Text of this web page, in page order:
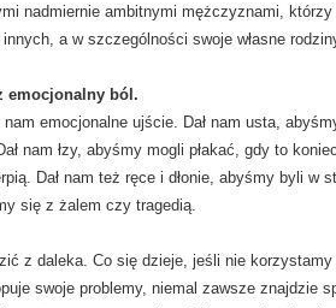
nadmiernie ambitnymi mężczyznami,
a w szczególności swoje własne
emocjonalny ból.
nam emocjonalne ujście. Dał nam usta,
nam łzy, abyśmy mogli płakać, gdy to
Dał nam też ręce i dłonie, abyśmy byli w
się z żalem czy tragedią.
z daleka. Co się dzieje, jeśli nie
swoje problemy, niemal zawsze znajdzie